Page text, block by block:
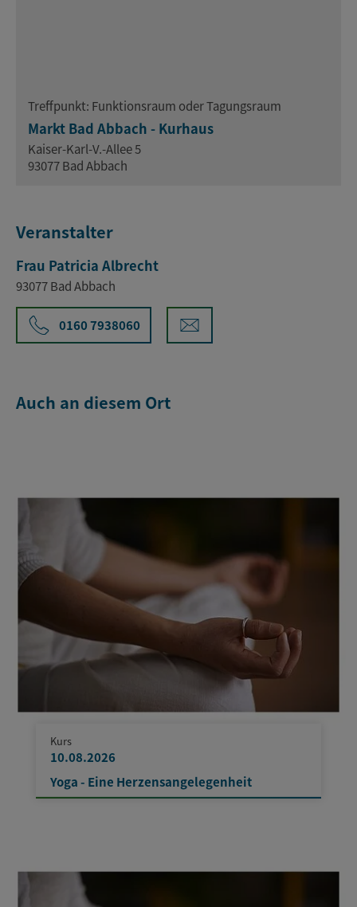
Treffpunkt: Funktionsraum oder Tagungsraum
Markt Bad Abbach - Kurhaus
Kaiser-Karl-V.-Allee 5
93077 Bad Abbach
Veranstalter
Frau Patricia Albrecht
93077 Bad Abbach
0160 7938060
Auch an diesem Ort
Kurs
10.08.2026
Yoga - Eine Herzensangelegenheit